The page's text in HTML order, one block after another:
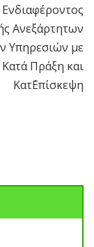
Ανεξάρτητων
Υπηρεσιών με
Πράξη και
Κατ΄Επίσκεψη